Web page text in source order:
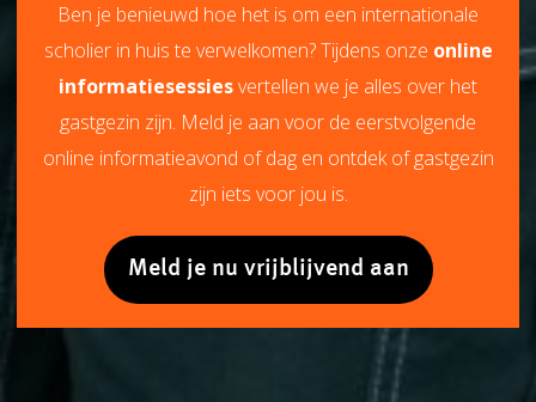
Ben je benieuwd hoe het is om een internationale
scholier in huis te verwelkomen? Tijdens onze online
informatiesessiesvertellen we je alles over het
gastgezin zijn. Meld je aan voor de eerstvolgende
online informatieavond of dag en ontdek of gastgezin
zijn iets voor jou is.
Meld je nu vrijblijvend aan